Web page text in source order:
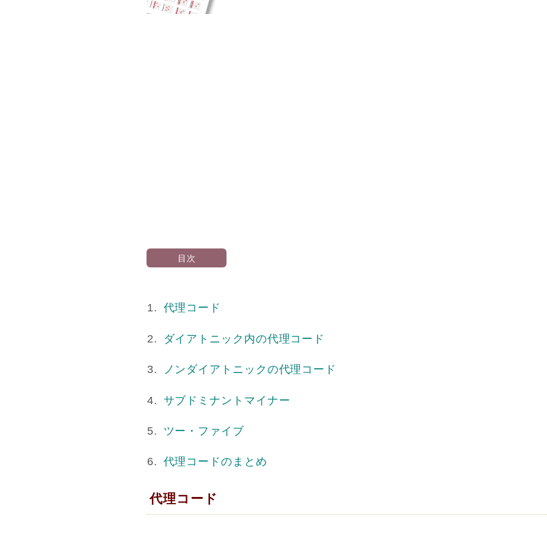
代理コード
ダイアトニック内の代理コード
ノンダイアトニックの代理コード
サブドミナントマイナー
ツー・ファイブ
代理コードのまとめ
代理コード